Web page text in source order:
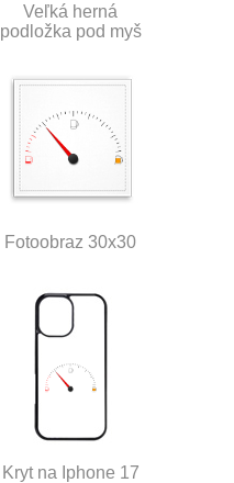
Veľká herná
podložka pod myš
Fotoobraz 30x30
Kryt na Iphone 17